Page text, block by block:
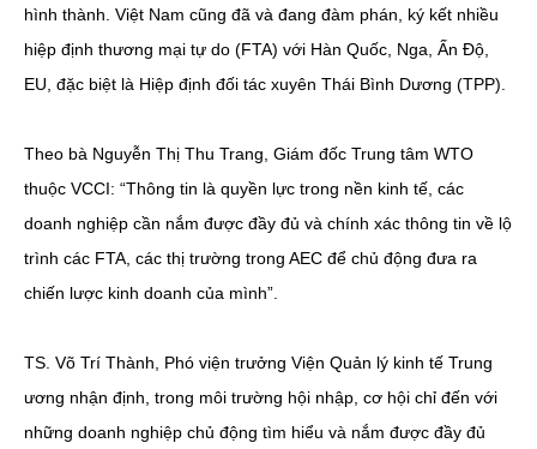
hình thành. Việt Nam cũng đã và đang đàm phán, ký kết nhiều
hiệp định thương mại tự do (FTA) với Hàn Quốc, Nga, Ấn Độ,
EU, đặc biệt là Hiệp định đối tác xuyên Thái Bình Dương (TPP).
Theo bà Nguyễn Thị Thu Trang, Giám đốc Trung tâm WTO
thuộc VCCI: “Thông tin là quyền lực trong nền kinh tế, các
doanh nghiệp cần nắm được đầy đủ và chính xác thông tin về lộ
trình các FTA, các thị trường trong AEC để chủ động đưa ra
chiến lược kinh doanh của mình”.
TS. Võ Trí Thành, Phó viện trưởng Viện Quản lý kinh tế Trung
ương nhận định, trong môi trường hội nhập, cơ hội chỉ đến với
những doanh nghiệp chủ động tìm hiểu và nắm được đầy đủ